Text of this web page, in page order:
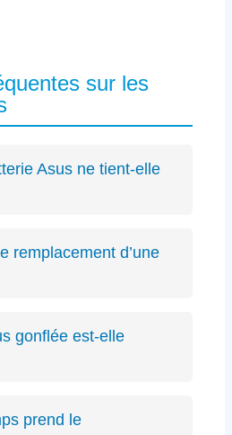
sur les
Asus ne tient-elle
des cycles de charge
précis
remplacement d’une
le modèle, avec un devis
gonflée est-elle
Éteignez immédiatement
prend le